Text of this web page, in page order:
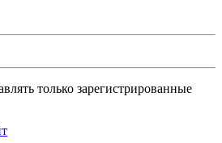
только зарегистрированные